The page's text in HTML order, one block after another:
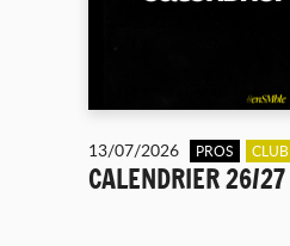
13/07/2026 PROS CLUB
CALENDRIER 26/27